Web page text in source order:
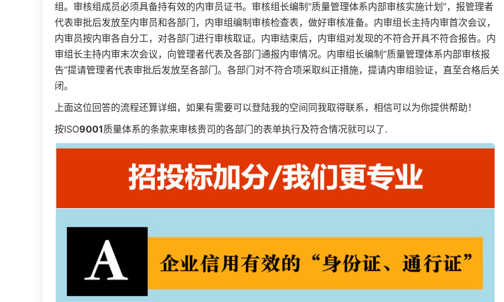
组。审核组成员必须具备持有效的内审员证书。审核组长编制“质量管理体系内部审核实施计划”，报管理者
代表审批后发放至内审员和各部门，内审组编制审核检查表，做好审核准备。内审组长主持内审首次会议，
内审员按内审各自分工，对各部门进行审核取证。内审结束后，内审组对发现的不符合开具不符合报告。内
审组长主持内审末次会议，向管理者代表及各部门通报内审情况。内审组长编制“质量管理体系内部审核报
告”提请管理者代表审批后发放至各部门。各部门对不符合项采取纠正措施，提请内审组验证，直至合格后关
闭。
上面这位回答的流程还算详细，如果有需要可以登陆我的空间同我取得联系，相信可以为你提供帮助！
按ISO9001质量体系的条款来审核贵司的各部门的表单执行及符合情况就可以了.